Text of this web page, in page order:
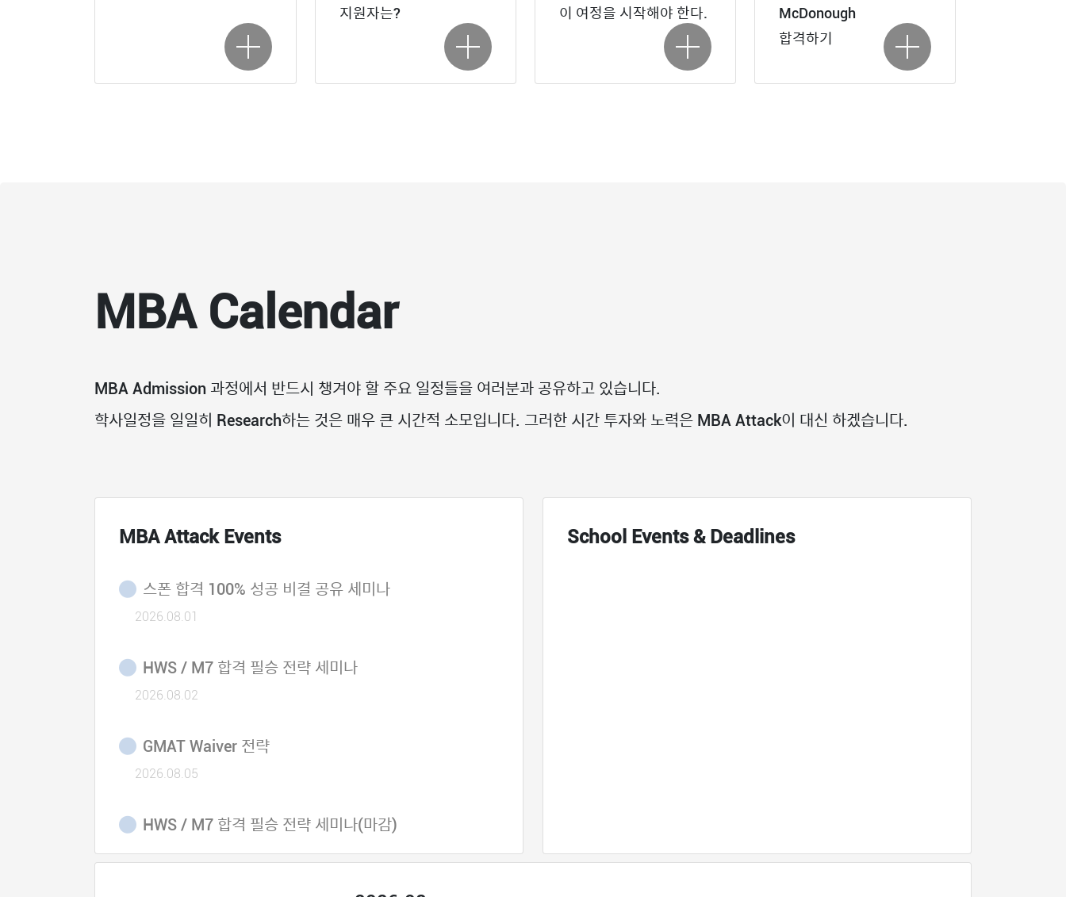
지원자는?
이 여정을 시작해야 한다.
McDonough
합격하기
MBA Calendar
MBA Admission 과정에서 반드시 챙겨야 할 주요 일정들을 여러분과 공유하고 있습니다.
학사일정을 일일히 Research하는 것은 매우 큰 시간적 소모입니다. 그러한 시간 투자와 노력은 MBA Attack이 대신 하겠습니다.
MBA Attack Events
스폰 합격 100% 성공 비결 공유 세미나
2026.08.01
HWS / M7 합격 필승 전략 세미나
2026.08.02
GMAT Waiver 전략
2026.08.05
HWS / M7 합격 필승 전략 세미나(마감)
2026.08.07
School Events & Deadlines